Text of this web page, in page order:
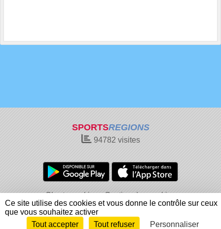
SPORTSREGIONS
94782 visites
Charte cookies
Gestion des cookies
Informations légales
Signaler un contenu inapproprié
Envie de participer ? Connexion
Ce site utilise des cookies et vous donne le contrôle sur ceux
que vous souhaitez activer
Tout accepter
Tout refuser Personnaliser